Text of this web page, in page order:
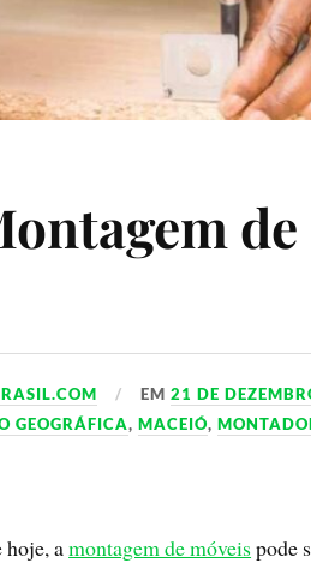
EM21 DE
GEOGRÁFICA,MACEIÓ,
hoje, amontagem de móveispode